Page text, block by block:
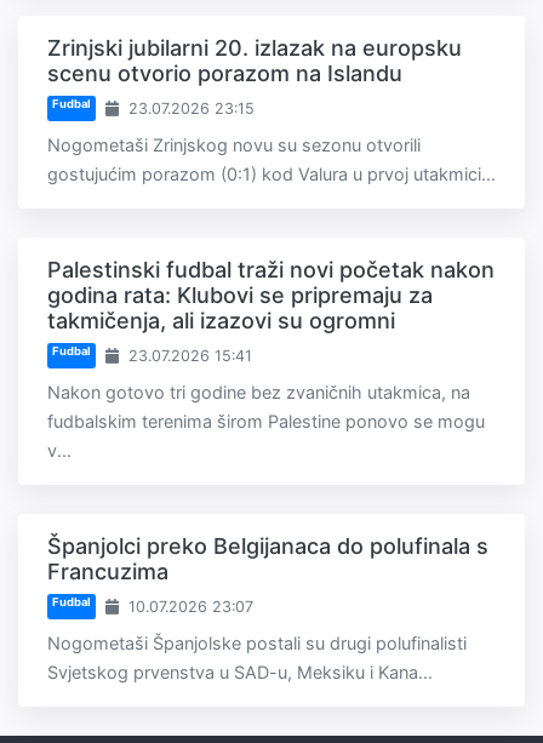
Zrinjski jubilarni 20. izlazak na europsku
scenu otvorio porazom na Islandu
Fudbal 23.07.2026 23:15
Nogometaši Zrinjskog novu su sezonu otvorili
gostujućim porazom (0:1) kod Valura u prvoj utakmici...
Palestinski fudbal traži novi početak nakon
godina rata: Klubovi se pripremaju za
takmičenja, ali izazovi su ogromni
Fudbal 23.07.2026 15:41
Nakon gotovo tri godine bez zvaničnih utakmica, na
fudbalskim terenima širom Palestine ponovo se mogu
v...
Španjolci preko Belgijanaca do polufinala s
Francuzima
Fudbal 10.07.2026 23:07
Nogometaši Španjolske postali su drugi polufinalisti
Svjetskog prvenstva u SAD-u, Meksiku i Kana...